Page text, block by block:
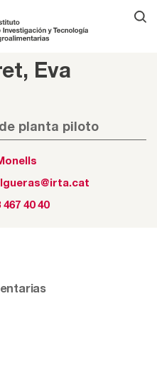
Eva
planta piloto
467 40 40